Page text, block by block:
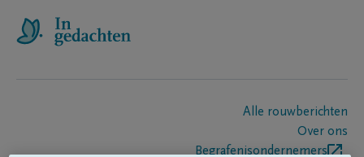
Alle rouwberichten
Over ons
Begrafenisondernemers